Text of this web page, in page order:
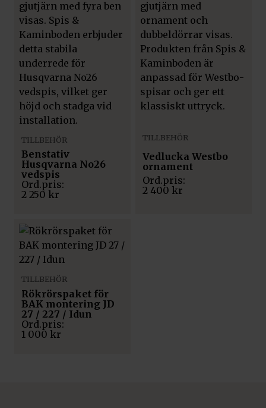
TILLBEHÖR
Benstativ
Husqvarna No26
vedspis
2 250 kr
TILLBEHÖR
Vedlucka Westbo
ornament
2 400 kr
TILLBEHÖR
Rökrörspaket för
BAK montering JD
27 / 227 / Idun
1 000 kr